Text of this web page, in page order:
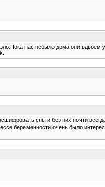
нас небыло дома они вдвоем
сны и без них почти
беременности очень было